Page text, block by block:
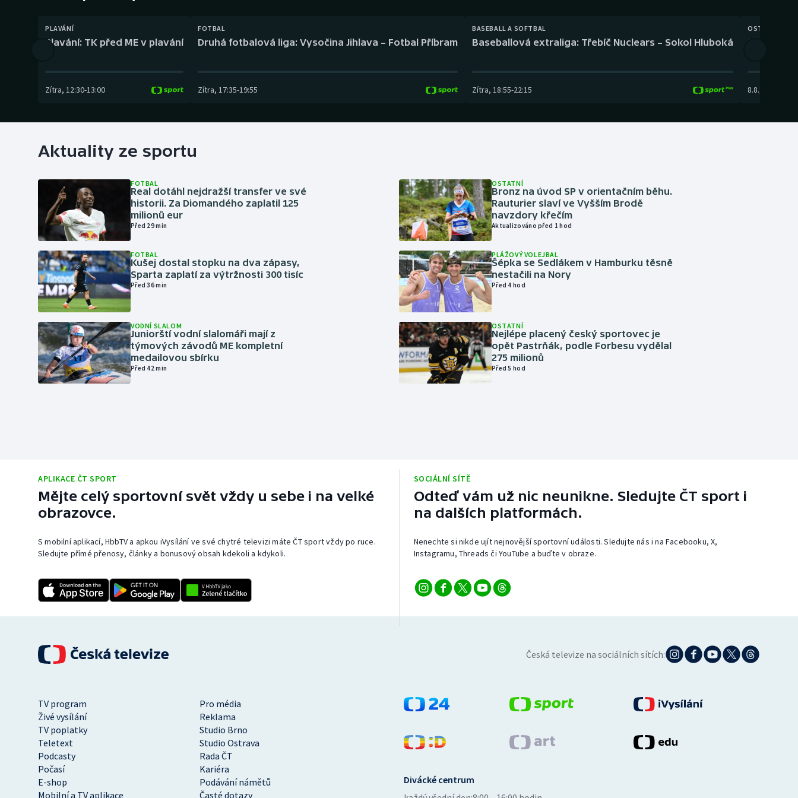
Dostihy
Futsal
Gymnastika
Veslování
Volejbal
PLAVÁNÍ
Plavání: TK před ME v plavání
Zítra, 12:30-13:00
FOTBAL
Druhá fotbalová liga: Vysočina Jihlava – Fotbal Příbram
Zítra, 17:35-19:55
BASEBALL A SOFTBAL
Baseballová extraliga: Třebíč Nuclears – Sokol Hluboká
Zítra, 18:55-22:15
OSTATNÍ
8.8.
Aktuality ze sportu
FOTBAL
Real dotáhl nejdražší transfer ve své
historii. Za Diomandého zaplatil 125
milionů eur
Před 29 min
FOTBAL
Kušej dostal stopku na dva zápasy,
Sparta zaplatí za výtržnosti 300 tisíc
Před 36 min
VODNÍ SLALOM
Juniorští vodní slalomáři mají z
týmových závodů ME kompletní
medailovou sbírku
Před 42 min
OSTATNÍ
Bronz na úvod SP v orientačním běhu.
Rauturier slaví ve Vyšším Brodě
navzdory křečím
Aktualizováno před 1 hod
PLÁŽOVÝ VOLEJBAL
Šépka se Sedlákem v Hamburku těsně
nestačili na Nory
Před 4 hod
OSTATNÍ
Nejlépe placený český sportovec je
opět Pastrňák, podle Forbesu vydělal
275 milionů
Před 5 hod
APLIKACE ČT SPORT
Mějte celý sportovní svět vždy u sebe i na velké
obrazovce.
S mobilní aplikací, HbbTV a apkou iVysílání ve své chytré televizi máte ČT sport vždy po ruce.
Sledujte přímé přenosy, články a bonusový obsah kdekoli a kdykoli.
SOCIÁLNÍ SÍTĚ
Odteď vám už nic neunikne. Sledujte ČT sport i
na dalších platformách.
Nenechte si nikde ujít nejnovější sportovní události. Sledujte nás i na Facebooku, X,
Instagramu, Threads či YouTube a buďte v obraze.
Česká televize na sociálních sítích:
TV program
Pro média
Živé vysílání
Reklama
TV poplatky
Studio Brno
Teletext
Studio Ostrava
Podcasty
Rada ČT
Počasí
Kariéra
E-shop
Podávání námětů
Mobilní a TV aplikace
Časté dotazy
Divácké centrum